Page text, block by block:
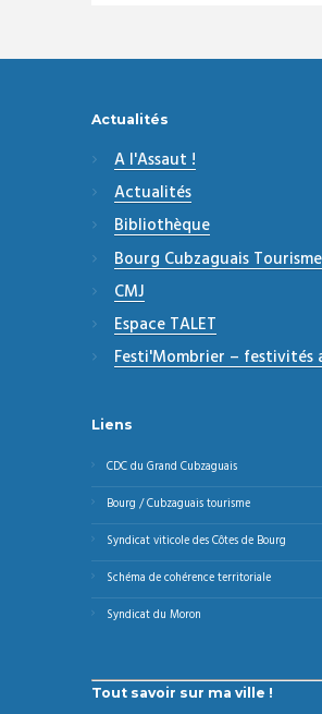
Actualités
A l'Assaut !
Actualités
Bibliothèque
Bourg Cubzaguais Tourisme
CMJ
Espace TALET
Festi'Mombrier – festivités
Liens
CDC du Grand Cubzaguais
Bourg / Cubzaguais tourisme
Syndicat viticole des Côtes de Bourg
Schéma de cohérence territoriale
Syndicat du Moron
Tout savoir sur ma ville !